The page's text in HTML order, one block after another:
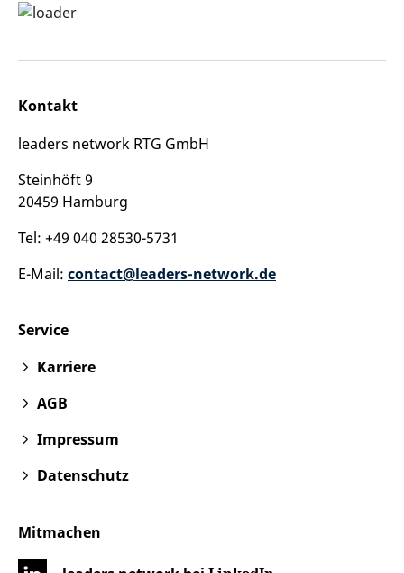
Kontakt
leaders network RTG GmbH
Steinhöft 9
20459 Hamburg
Tel: +49 040 28530-5731
E-Mail: contact@leaders-network.de
Service
Karriere
AGB
Impressum
Datenschutz
Mitmachen